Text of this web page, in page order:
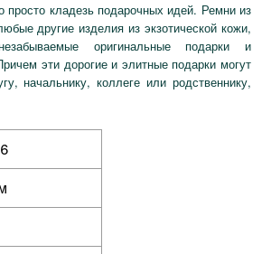
просто кладезь подарочных идей. Ремни из
другие изделия из экзотической кожи,
оригинальные подарки и
эти дорогие и элитные подарки могут
начальнику, коллеге или родственнику,